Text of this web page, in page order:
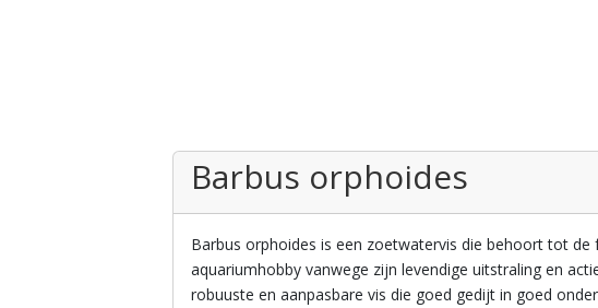
Barbus orphoides
Barbus orphoides is een zoetwatervis die behoort tot de
aquariumhobby vanwege zijn levendige uitstraling en
robuuste en aanpasbare vis die goed gedijt in goed